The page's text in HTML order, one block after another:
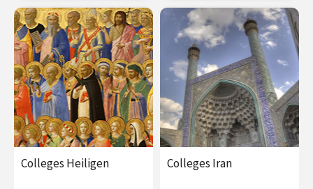
€ 17,50
Op locatie
€ 35,00
vanaf 13
/ Op locatie of online
Colleges Heiligen Colleges Iran